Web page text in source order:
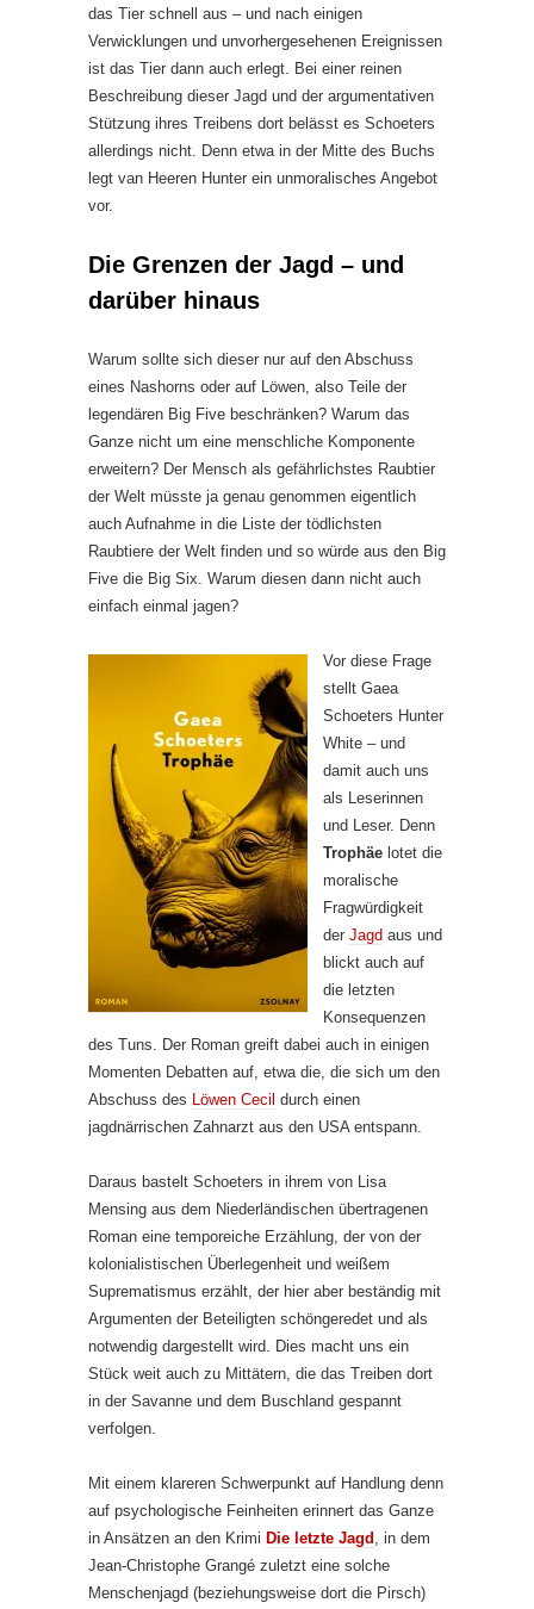
das Tier schnell aus – und nach einigen
Verwicklungen und unvorhergesehenen Ereignissen
ist das Tier dann auch erlegt. Bei einer reinen
Beschreibung dieser Jagd und der argumentativen
Stützung ihres Treibens dort belässt es Schoeters
allerdings nicht. Denn etwa in der Mitte des Buchs
legt van Heeren Hunter ein unmoralisches Angebot
vor.
Die Grenzen der Jagd – und
darüber hinaus
Warum sollte sich dieser nur auf den Abschuss
eines Nashorns oder auf Löwen, also Teile der
legendären Big Five beschränken? Warum das
Ganze nicht um eine menschliche Komponente
erweitern? Der Mensch als gefährlichstes Raubtier
der Welt müsste ja genau genommen eigentlich
auch Aufnahme in die Liste der tödlichsten
Raubtiere der Welt finden und so würde aus den Big
Five die Big Six. Warum diesen dann nicht auch
einfach einmal jagen?
Vor diese Frage
stellt Gaea
Schoeters Hunter
White – und
damit auch uns
als Leserinnen
und Leser. Denn
Trophäe lotet die
moralische
Fragwürdigkeit
der Jagd aus und
blickt auch auf
die letzten
Konsequenzen
des Tuns. Der Roman greift dabei auch in einigen
Momenten Debatten auf, etwa die, die sich um den
Abschuss des Löwen Cecil durch einen
jagdnärrischen Zahnarzt aus den USA entspann.
Daraus bastelt Schoeters in ihrem von Lisa
Mensing aus dem Niederländischen übertragenen
Roman eine temporeiche Erzählung, der von der
kolonialistischen Überlegenheit und weißem
Suprematismus erzählt, der hier aber beständig mit
Argumenten der Beteiligten schöngeredet und als
notwendig dargestellt wird. Dies macht uns ein
Stück weit auch zu Mittätern, die das Treiben dort
in der Savanne und dem Buschland gespannt
verfolgen.
Mit einem klareren Schwerpunkt auf Handlung denn
auf psychologische Feinheiten erinnert das Ganze
in Ansätzen an den Krimi Die letzte Jagd , in dem
Jean-Christophe Grangé zuletzt eine solche
Menschenjagd (beziehungsweise dort die Pirsch)